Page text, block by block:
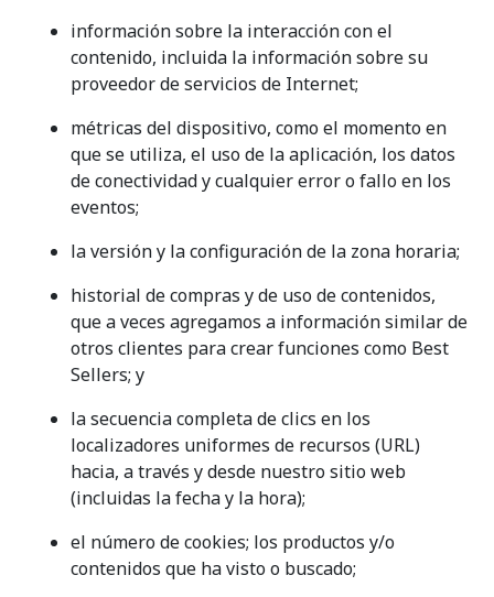
información sobre la interacción con el
contenido, incluida la información sobre su
proveedor de servicios de Internet;
métricas del dispositivo, como el momento en
que se utiliza, el uso de la aplicación, los datos
de conectividad y cualquier error o fallo en los
eventos;
la versión y la configuración de la zona horaria;
historial de compras y de uso de contenidos,
que a veces agregamos a información similar de
otros clientes para crear funciones como Best
Sellers; y
la secuencia completa de clics en los
localizadores uniformes de recursos (URL)
hacia, a través y desde nuestro sitio web
(incluidas la fecha y la hora);
el número de cookies; los productos y/o
contenidos que ha visto o buscado;